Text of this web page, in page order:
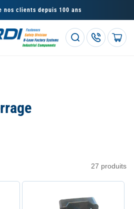
nos clients depuis 100 ans
Panier
27 produits